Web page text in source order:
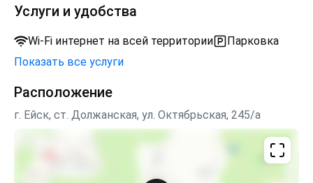
Услуги и удобства
Wi-Fi интернет на всей территории
Парковка
Показать все услуги
Расположение
г. Ейск, ст. Должанская, ул. Октябрьская, 245/а